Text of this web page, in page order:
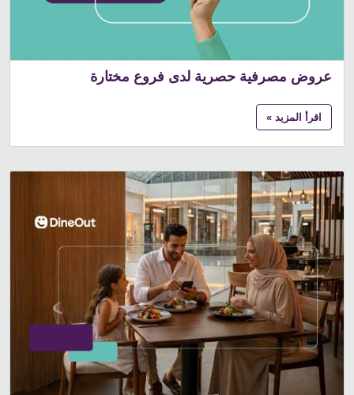
عروض مصرفية حصرية لدى فروع مختارة
اقرأ المزيد »